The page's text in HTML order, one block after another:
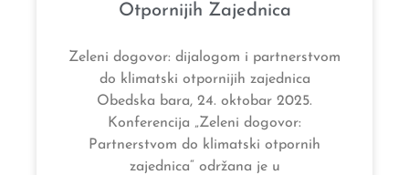
Otpornijih Zajednica
Zeleni dogovor: dijalogom i partnerstvom
do klimatski otpornijih zajednica
Obedska bara, 24. oktobar 2025.
Konferencija „Zeleni dogovor:
Partnerstvom do klimatski otpornih
zajednica“ održana je u